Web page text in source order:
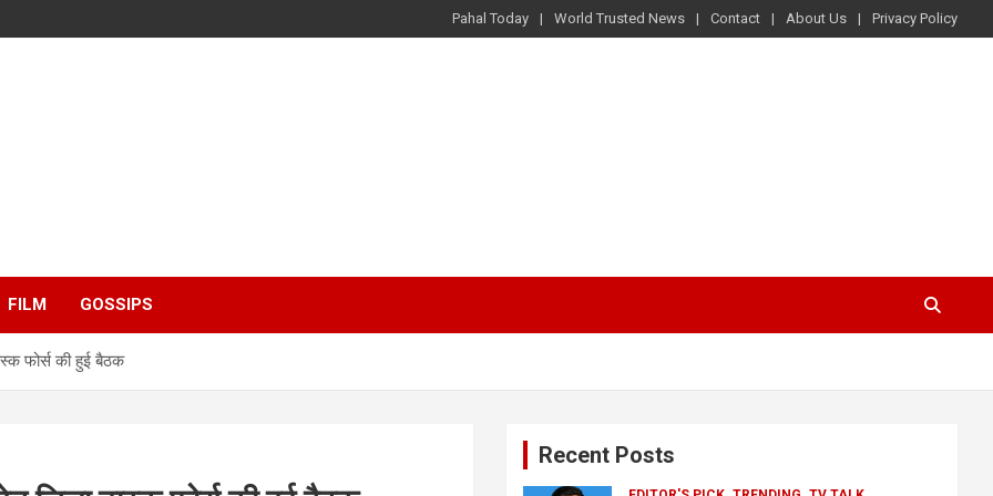
Pahal Today World Trusted News Contact About Us Privacy Policy
FILM GOSSIPS
फोर्स की हुई बैठक
Recent Posts